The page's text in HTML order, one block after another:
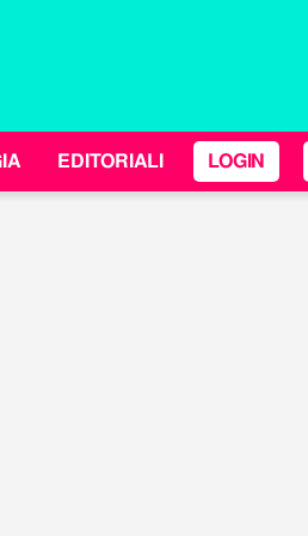
EDITORIALI LOGIN